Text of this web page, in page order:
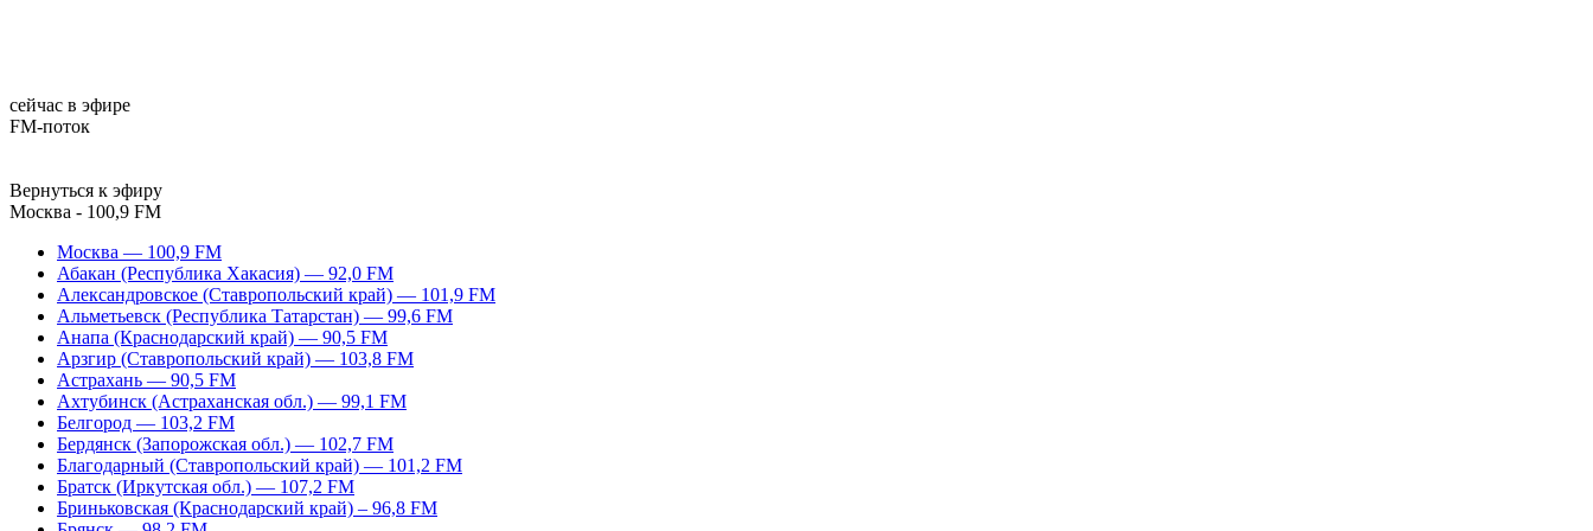
сейчас в эфире
FM-поток
Вернуться к эфиру
Москва - 100,9 FM
Москва — 100,9 FM
Абакан (Республика Хакасия) — 92,0 FM
Александровское (Ставропольский край) — 101,9 FM
Альметьевск (Республика Татарстан) — 99,6 FM
Анапа (Краснодарский край) — 90,5 FM
Арзгир (Ставропольский край) — 103,8 FM
Астрахань — 90,5 FM
Ахтубинск (Астраханская обл.) — 99,1 FM
Белгород — 103,2 FM
Бердянск (Запорожская обл.) — 102,7 FM
Благодарный (Ставропольский край) — 101,2 FM
Братск (Иркутская обл.) — 107,2 FM
Бриньковская (Краснодарский край) – 96,8 FM